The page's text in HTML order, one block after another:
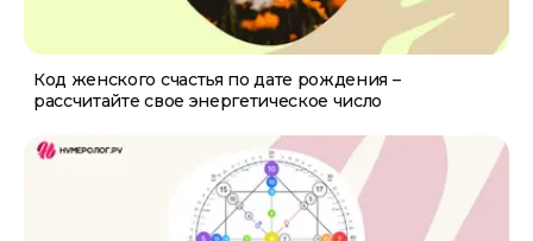
Код женского счастья по дате рождения –
рассчитайте свое энергетическое число